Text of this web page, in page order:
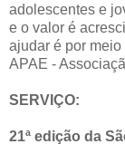
adolescentes e
e o valor é
ajudar é por
APAE -
SERVIÇO:
21ª edição da